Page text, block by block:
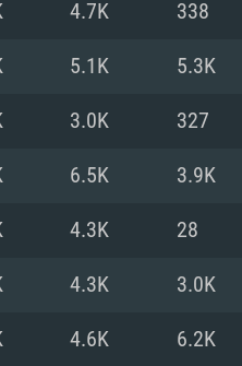
4.7K 338
5.1K 5.3K
3.0K 327
6.5K 3.9K
4.3K 28
4.3K 3.0K
4.6K 6.2K